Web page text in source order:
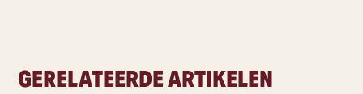
GERELATEERDE ARTIKELEN